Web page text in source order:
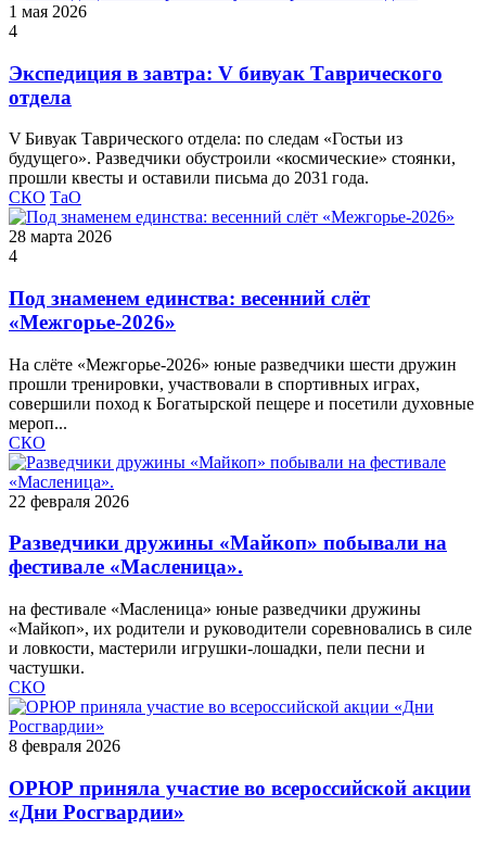
1 мая 2026
4
Экспедиция в завтра: V бивуак Таврического
отдела
V Бивуак Таврического отдела: по следам «Гостьи из
будущего». Разведчики обустроили «космические» стоянки,
прошли квесты и оставили письма до 2031 года.
СКО ТаО
28 марта 2026
4
Под знаменем единства: весенний слёт
«Межгорье-2026»
На слёте «Межгорье‑2026» юные разведчики шести дружин
прошли тренировки, участвовали в спортивных играх,
совершили поход к Богатырской пещере и посетили духовные
мероп...
СКО
22 февраля 2026
Разведчики дружины «Майкоп» побывали на
фестивале «Масленица».
на фестивале «Масленица» юные разведчики дружины
«Майкоп», их родители и руководители соревновались в силе
и ловкости, мастерили игрушки‑лошадки, пели песни и
частушки.
СКО
8 февраля 2026
ОРЮР приняла участие во всероссийской акции
«Дни Росгвардии»